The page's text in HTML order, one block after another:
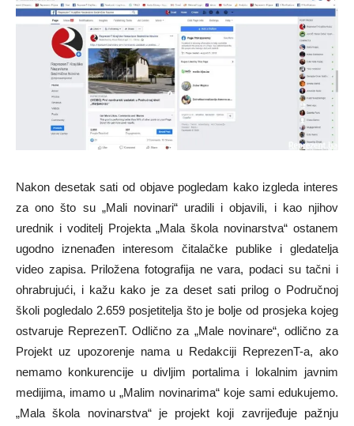
Nakon desetak sati od objave pogledam kako izgleda interes
za ono što su „Mali novinari“ uradili i objavili, i kao njihov
urednik i voditelj Projekta „Mala škola novinarstva“ ostanem
ugodno iznenađen interesom čitalačke publike i gledatelja
video zapisa. Priložena fotografija ne vara, podaci su tačni i
ohrabrujući, i kažu kako je za deset sati prilog o Područnoj
školi pogledalo 2.659 posjetitelja što je bolje od prosjeka kojeg
ostvaruje ReprezenT. Odlično za „Male novinare“, odlično za
Projekt uz upozorenje nama u Redakciji ReprezenT-a, ako
nemamo konkurencije u divljim portalima i lokalnim javnim
medijima, imamo u „Malim novinarima“ koje sami edukujemo.
„Mala škola novinarstva“ je projekt koji zavrijeđuje pažnju